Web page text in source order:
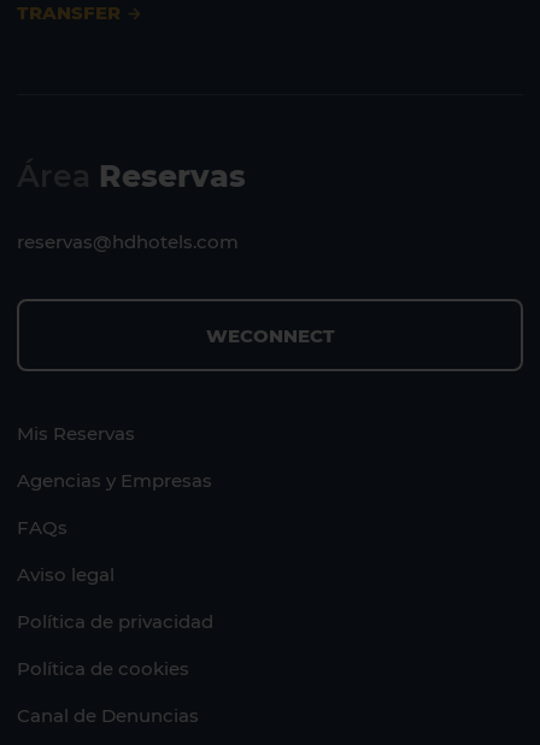
TRANSFER
Reservas
reservas@hdhotels.com
WECONNECT
Mis Reservas
Agencias y Empresas
FAQs
Aviso legal
Política de privacidad
Política de cookies
Canal de Denuncias